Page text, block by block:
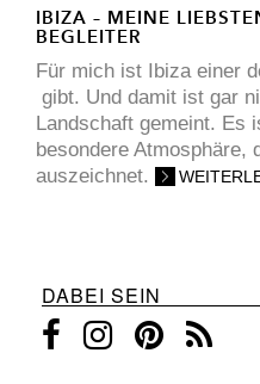
IBIZA – MEINE
BEGLEITER
Für mich ist Ibiza einer
gibt. Und damit ist gar
Landschaft gemeint. Es
besondere Atmosphäre,
auszeichnet.
DABEI SEIN